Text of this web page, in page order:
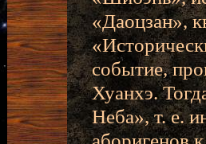
«Даоцзан»,
событие,
Хуанхэ.
Неба», т. е.